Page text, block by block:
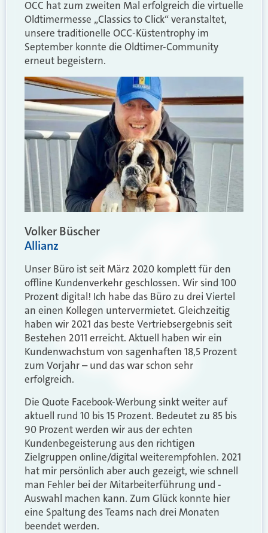
OCC hat zum zweiten Mal erfolgreich die virtuelle
Oldtimermesse „Classics to Click“ veranstaltet,
unsere traditionelle OCC-Küstentrophy im
September konnte die Oldtimer-Community
erneut begeistern.
Volker Büscher
Allianz
Unser Büro ist seit März 2020 komplett für den
offline Kundenverkehr geschlossen. Wir sind 100
Prozent digital! Ich habe das Büro zu drei Viertel
an einen Kollegen untervermietet. Gleichzeitig
haben wir 2021 das beste Vertriebsergebnis seit
Bestehen 2011 erreicht. Aktuell haben wir ein
Kundenwachstum von sagenhaften 18,5 Prozent
zum Vorjahr – und das war schon sehr
erfolgreich.
Die Quote Facebook-Werbung sinkt weiter auf
aktuell rund 10 bis 15 Prozent. Bedeutet zu 85 bis
90 Prozent werden wir aus der echten
Kundenbegeisterung aus den richtigen
Zielgruppen online/digital weiterempfohlen. 2021
hat mir persönlich aber auch gezeigt, wie schnell
man Fehler bei der Mitarbeiterführung und -
Auswahl machen kann. Zum Glück konnte hier
eine Spaltung des Teams nach drei Monaten
beendet werden.